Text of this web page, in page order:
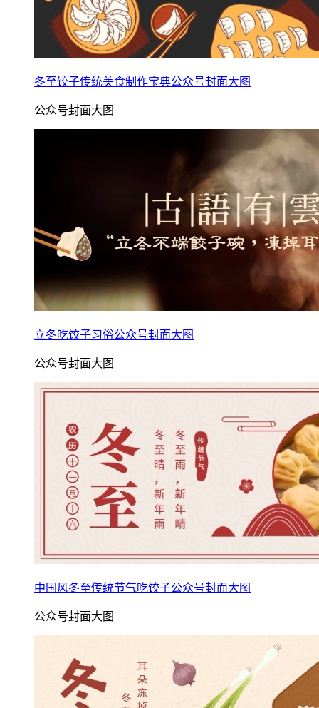
冬至饺子传统美食制作宝典公众号封面大图
公众号封面大图
立冬吃饺子习俗公众号封面大图
公众号封面大图
中国风冬至传统节气吃饺子公众号封面大图
公众号封面大图